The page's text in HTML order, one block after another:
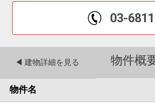
03-
物件概
◀︎ 建物詳細を見る
物件名